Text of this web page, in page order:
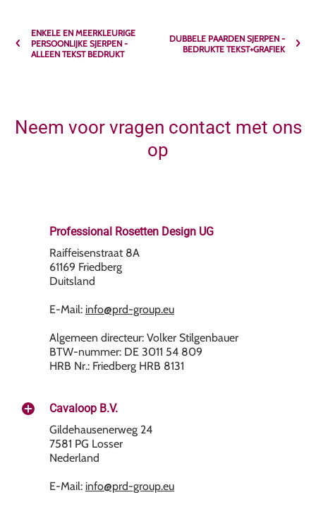
ENKELE EN MEERKLEURIGE
PERSOONLIJKE SJERPEN -
ALLEEN TEKST BEDRUKT
DUBBELE PAARDEN SJERPEN -
BEDRUKTE TEKST+GRAFIEK
Neem voor vragen contact met ons
op
Professional Rosetten Design UG
Raiffeisenstraat 8A
61169 Friedberg
Duitsland
E-Mail: info@prd-group.eu
Algemeen directeur: Volker Stilgenbauer
BTW-nummer: DE 3011 54 809
HRB Nr.: Friedberg HRB 8131
Cavaloop B.V.
Gildehausenerweg 24
7581 PG Losser
Nederland
E-Mail: info@prd-group.eu